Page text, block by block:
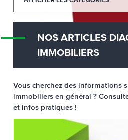
NOS ARTICLES
IMMOBILIERS
Vous cherchez des informations
immobiliers en général ?
et infos pratiques !